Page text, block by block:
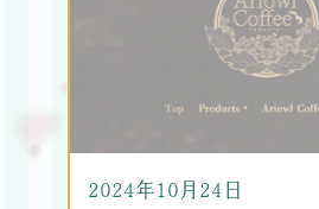
2024年10月24日